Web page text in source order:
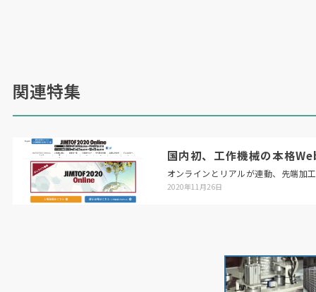
関連特集
国内初、工作機械の本格
オンラインとリアルが連動、先端加
2020年11月26日